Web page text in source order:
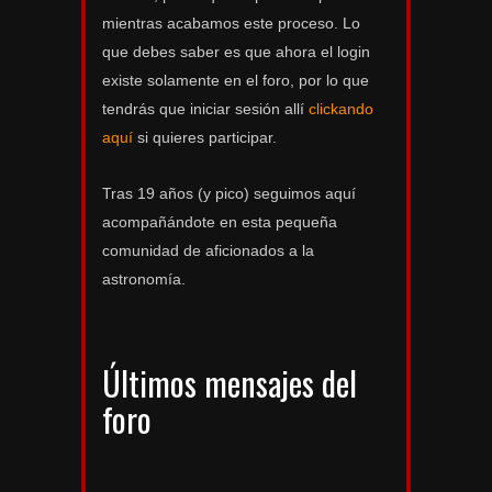
mientras acabamos este proceso. Lo
que debes saber es que ahora el login
existe solamente en el foro, por lo que
tendrás que iniciar sesión allí clickando
aquí si quieres participar.
Tras 19 años (y pico) seguimos aquí
acompañándote en esta pequeña
comunidad de aficionados a la
astronomía.
Últimos mensajes del
foro